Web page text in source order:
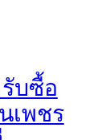
บซื้อ
เพชร